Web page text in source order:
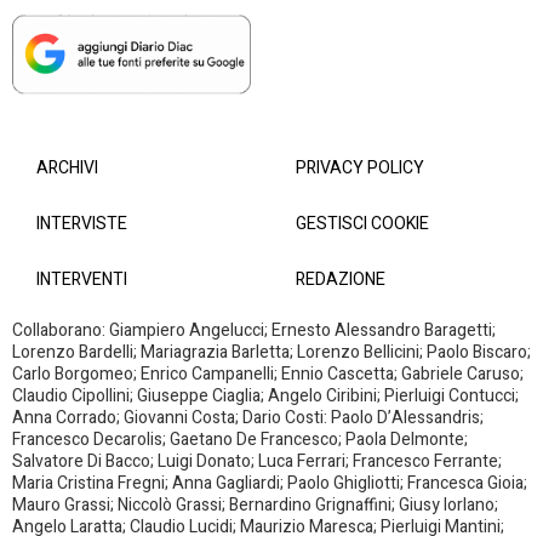
ARCHIVI
INTERVISTE
INTERVENTI
PRIVACY POLICY
GESTISCI COOKIE
REDAZIONE
Collaborano: Giampiero Angelucci; Ernesto Alessandro Baragetti;
Lorenzo Bardelli; Mariagrazia Barletta; Lorenzo Bellicini; Paolo Biscaro;
Carlo Borgomeo; Enrico Campanelli; Ennio Cascetta; Gabriele Caruso;
Claudio Cipollini; Giuseppe Ciaglia; Angelo Ciribini; Pierluigi Contucci;
Anna Corrado; Giovanni Costa; Dario Costi: Paolo D’Alessandris;
Francesco Decarolis; Gaetano De Francesco; Paola Delmonte;
Salvatore Di Bacco; Luigi Donato; Luca Ferrari; Francesco Ferrante;
Maria Cristina Fregni; Anna Gagliardi; Paolo Ghigliotti; Francesca Gioia;
Mauro Grassi; Niccolò Grassi; Bernardino Grignaffini; Giusy Iorlano;
Angelo Laratta; Claudio Lucidi; Maurizio Maresca; Pierluigi Mantini;